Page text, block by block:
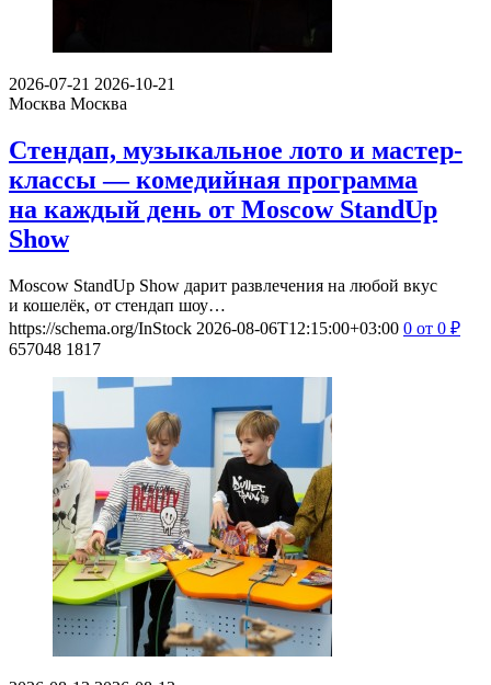
2026-07-21 2026-10-21
Москва Москва
Стендап, музыкальное лото и мастер-
классы — комедийная программа
на каждый день от Moscow StandUp
Show
Moscow StandUp Show дарит развлечения на любой вкус
и кошелёк, от стендап шоу…
https://schema.org/InStock 2026-08-06T12:15:00+03:00 0 от 0 ₽
657048 1817